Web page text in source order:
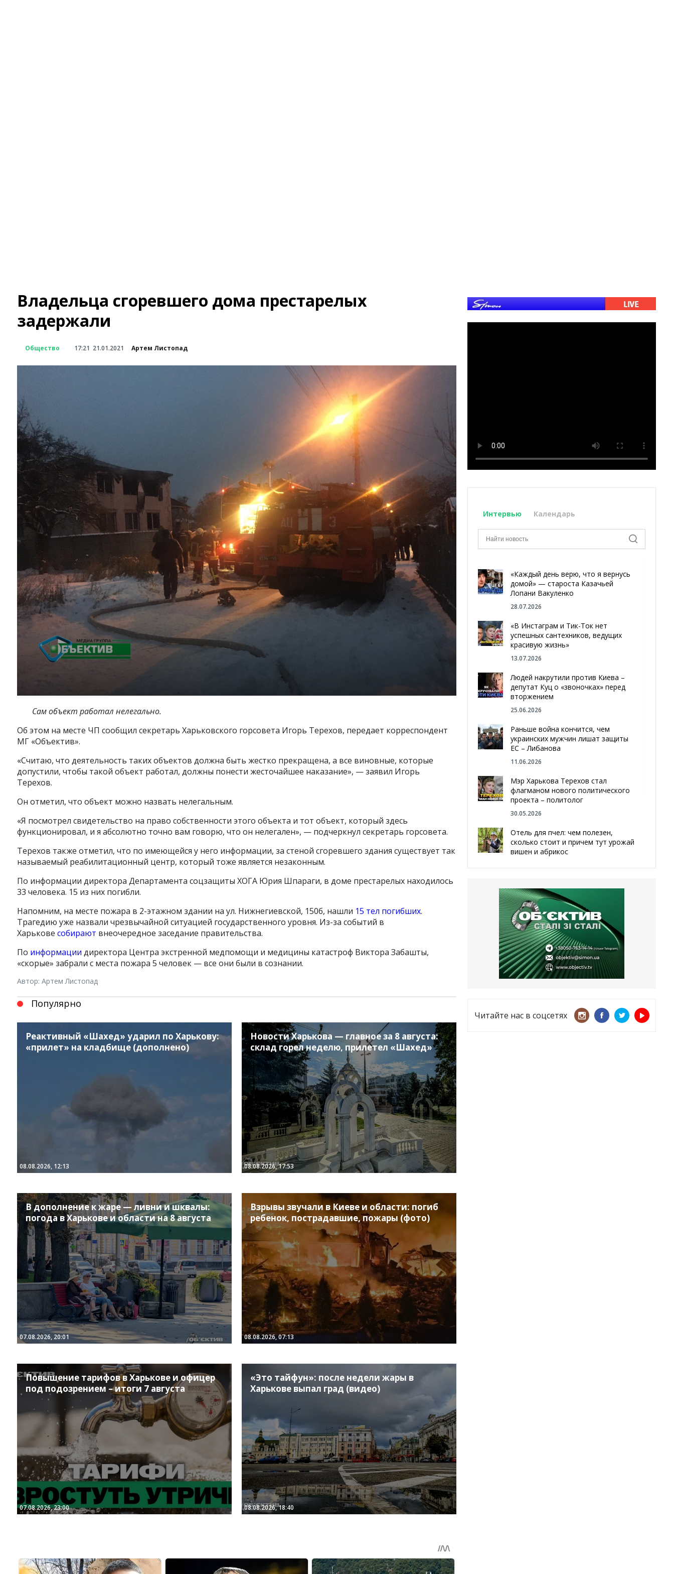
Владельца сгоревшего дома престарелых
задержали
Общество 17:21 21.01.2021 Артем Листопад
Сам объект работал нелегально.
Об этом на месте ЧП сообщил секретарь Харьковского горсовета Игорь Терехов, передает корреспондент
МГ «Объектив».
«Считаю, что деятельность таких объектов должна быть жестко прекращена, а все виновные, которые
допустили, чтобы такой объект работал, должны понести жесточайшее наказание», — заявил Игорь
Терехов.
Он отметил, что объект можно назвать нелегальным.
«Я посмотрел свидетельство на право собственности этого объекта и тот объект, который здесь
функционировал, и я абсолютно точно вам говорю, что он нелегален», — подчеркнул секретарь горсовета.
Терехов также отметил, что по имеющейся у него информации, за стеной сгоревшего здания существует так
называемый реабилитационный центр, который тоже является незаконным.
По информации директора Департамента соцзащиты ХОГА Юрия Шпараги, в доме престарелых находилось
33 человека. 15 из них погибли.
Напомним, на месте пожара в 2-этажном здании на ул. Нижнегиевской, 150б, нашли 15 тел погибших.
Трагедию уже назвали чрезвычайной ситуацией государственного уровня. Из-за событий в
Харькове собирают внеочередное заседание правительства.
По информации директора Центра экстренной медпомощи и медицины катастроф Виктора Забашты,
«скорые» забрали с места пожара 5 человек — все они были в сознании.
Автор: Артем Листопад
Популярно
Реактивный «Шахед» ударил по Харькову:
«прилет» на кладбище (дополнено)
08.08.2026, 12:13
Новости Харькова — главное за 8 августа:
склад горел неделю, прилетел «Шахед»
08.08.2026, 17:53
В дополнение к жаре — ливни и шквалы:
погода в Харькове и области на 8 августа
07.08.2026, 20:01
Взрывы звучали в Киеве и области: погиб
ребенок, пострадавшие, пожары (фото)
08.08.2026, 07:13
Повышение тарифов в Харькове и офицер
под подозрением – итоги 7 августа
07.08.2026, 23:00
«Это тайфун»: после недели жары в
Харькове выпал град (видео)
08.08.2026, 18:40
Интервью Календарь
«Каждый день верю, что я вернусь
домой» — староста Казачьей
Лопани Вакуленко
28.07.2026
«В Инстаграм и Тик-Ток нет
успешных сантехников, ведущих
красивую жизнь»
13.07.2026
Людей накрутили против Киева –
депутат Куц о «звоночках» перед
вторжением
25.06.2026
Раньше война кончится, чем
украинских мужчин лишат защиты
ЕС – Либанова
11.06.2026
Мэр Харькова Терехов стал
флагманом нового политического
проекта – политолог
30.05.2026
Отель для пчел: чем полезен,
сколько стоит и причем тут урожай
вишен и абрикос
Чугуева, города, который устоял,
несмотря ни на что
21.05.2026
«ТЦК нарушает закон? Пусть
платят!» Как благодаря штрафу
женщину сняли с учета
15.05.2026
Читайте нас в соцсетях